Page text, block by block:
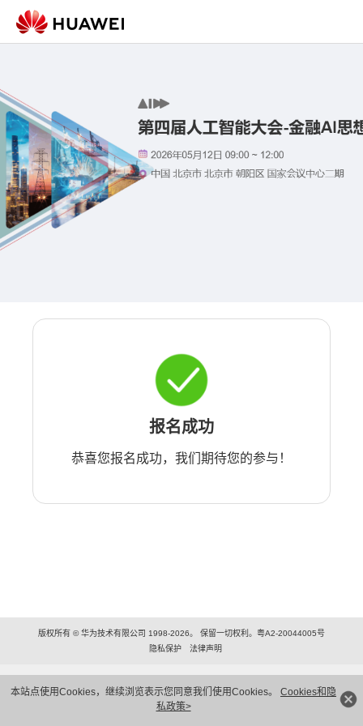
本站点使用Cookies，继续浏览表示您同意我们使用Cookies。 Cookies和隐
私政策>
报名成功
恭喜您报名成功，我们期待您的参与！
版权所有 © 华为技术有限公司 1998-2026。 保留一切权利。粤A2-20044005号
隐私保护
法律声明